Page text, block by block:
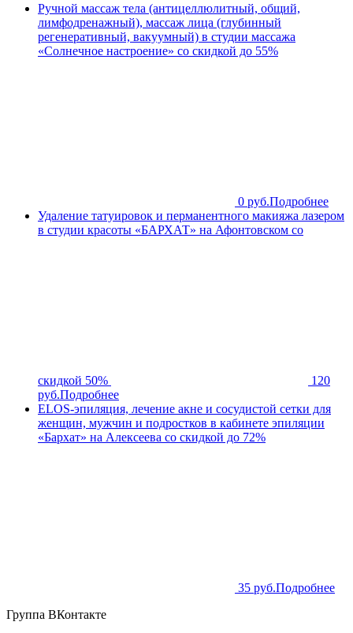
Ручной массаж тела (антицеллюлитный, общий,
лимфодренажный), массаж лица (глубинный
регенеративный, вакуумный) в студии массажа
«Солнечное настроение» со скидкой до 55%
0 руб.Подробнее
Удаление татуировок и перманентного макияжа лазером
в студии красоты «БАРХАТ» на Афонтовском со
скидкой 50%
120
руб.Подробнее
ELOS-эпиляция, лечение акне и сосудистой сетки для
женщин, мужчин и подростков в кабинете эпиляции
«Бархат» на Алексеева со скидкой до 72%
35 руб.Подробнее
Группа ВКонтакте